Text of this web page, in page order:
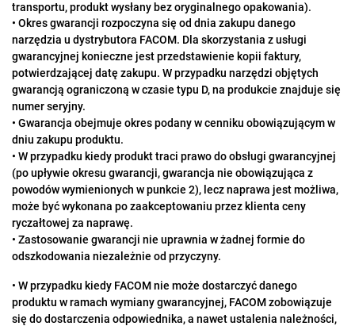
transportu, produkt wysłany bez oryginalnego opakowania).
• Okres gwarancji rozpoczyna się od dnia zakupu danego
narzędzia u dystrybutora FACOM. Dla skorzystania z usługi
gwarancyjnej konieczne jest przedstawienie kopii faktury,
potwierdzającej datę zakupu. Wprzypadku narzędzi objętych
gwarancją ograniczoną w czasie typu D,na produkcie znajduje się
numer seryjny.
• Gwarancja obejmuje okres podany w cenniku obowiązującym w
dniu zakupu produktu.
• W przypadku kiedy produkt traci prawo do obsługi gwarancyjnej
(poupływie okresu gwarancji, gwarancja nie obowiązująca z
powodówwymienionych w punkcie 2), lecz naprawa jest możliwa,
może byćwykonana po zaakceptowaniu przez klienta ceny
ryczałtowej za naprawę.
• Zastosowanie gwarancji nie uprawnia w żadnej formie do
odszkodowania niezależnie od przyczyny.
• W przypadku kiedy FACOM nie może dostarczyć danego
produktu w ramach wymiany gwarancyjnej, FACOM zobowiązuje
się do dostarczenia odpowiednika, a nawet ustalenia należności,